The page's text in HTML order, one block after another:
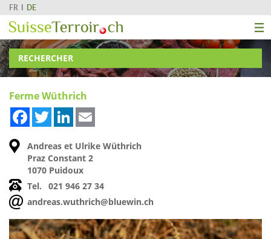
FR DE
RECHERCHER
Ferme Wüthrich
FacebookTwitterLinkedIn
Andreas et Ulrike Wüthrich
Praz Constant 2
1070 Puidoux
Tel.
021 946 27 34
andreas.wuthrich@bluewin.ch